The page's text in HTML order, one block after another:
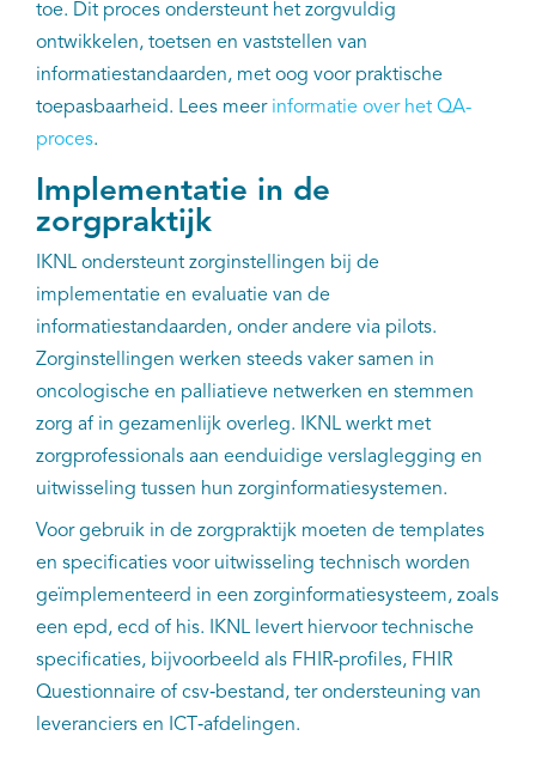
toe. Dit proces ondersteunt het zorgvuldig
ontwikkelen, toetsen en vaststellen van
informatiestandaarden, met oog voor praktische
toepasbaarheid. Lees meer informatie over het QA-
proces.
Implementatie in de
zorgpraktijk
IKNL ondersteunt zorginstellingen bij de
implementatie en evaluatie van de
informatiestandaarden, onder andere via pilots.
Zorginstellingen werken steeds vaker samen in
oncologische en palliatieve netwerken en stemmen
zorg af in gezamenlijk overleg. IKNL werkt met
zorgprofessionals aan eenduidige verslaglegging en
uitwisseling tussen hun zorginformatiesystemen.
Voor gebruik in de zorgpraktijk moeten de templates
en specificaties voor uitwisseling technisch worden
geïmplementeerd in een zorginformatiesysteem, zoals
een epd, ecd of his. IKNL levert hiervoor technische
specificaties, bijvoorbeeld als FHIR-profiles, FHIR
Questionnaire of csv‑bestand, ter ondersteuning van
leveranciers en ICT‑afdelingen.